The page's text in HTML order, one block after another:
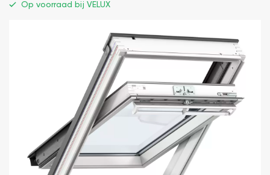
Op voorraad bij VELUX